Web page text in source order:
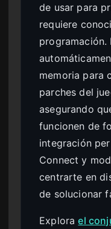
de usar para
requiere
programación.
memoria para
parches del
asegurando
funcionen de
integración
Connect y
centrarte en
de solucionar
Explorael